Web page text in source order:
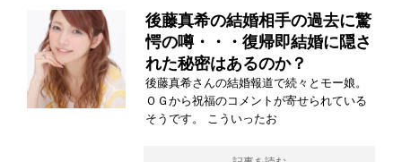
後藤真希の結婚相手の過去に驚
愕の噂・・・復帰即結婚に隠さ
れた秘密はあるのか？
後藤真希さんの結婚報道で続々とモー娘。
ＯＧから祝福のコメントが寄せられている
そうです。 こういったお